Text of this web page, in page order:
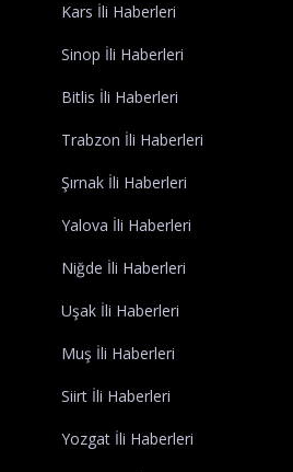
Kars İli Haberleri
Sinop İli Haberleri
Bitlis İli Haberleri
Trabzon İli Haberleri
Şırnak İli Haberleri
Yalova İli Haberleri
Niğde İli Haberleri
Uşak İli Haberleri
Muş İli Haberleri
Siirt İli Haberleri
Yozgat İli Haberleri